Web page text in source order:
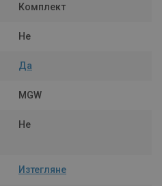
Комплект
Не
Да
MGW
Не
Изтегляне